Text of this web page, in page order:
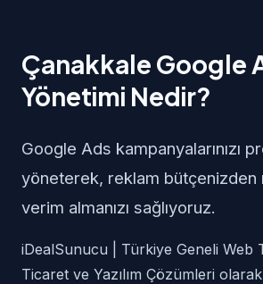
Çanakkale Google
Yönetimi Nedir?
Google Ads kampanyalarınızı
yöneterek, reklam bütçenizden
verim almanızı sağlıyoruz.
iDealSunucu | Türkiye Geneli Web
Ticaret ve Yazılım Çözümleri olarak